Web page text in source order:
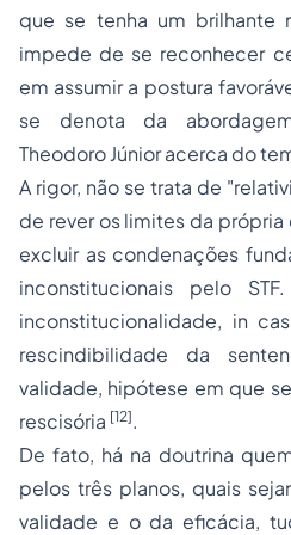
que se tenha um brilhante
impede de se reconhecer
em assumir a postura
se denota da
Theodoro Júnior acerca do
A rigor, não se trata de
de rever os limites da
excluir as condenações
inconstitucionais pelo
inconstitucionalidade, in
rescindibilidade da
validade, hipótese em que
rescisória [12].
De fato, há na doutrina
pelos três planos, quais
validade e o da eficácia,